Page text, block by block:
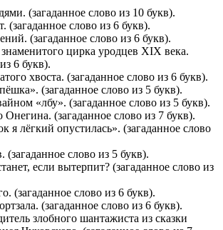
(загаданное слово из 10 букв).
(загаданное слово из 6 букв).
(загаданное слово из 6 букв).
цирка уродцев XIX века.
6 букв).
хвоста. (загаданное слово из 6 букв).
(загаданное слово из 5 букв).
«лбу». (загаданное слово из 5 букв).
Онегина. (загаданное слово из 7 букв).
я лёгкий опустилась». (загаданное слово
(загаданное слово из 5 букв).
если вытерпит? (загаданное слово из
(загаданное слово из 6 букв).
(загаданное слово из 6 букв).
злобного шантажиста из сказки